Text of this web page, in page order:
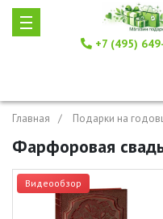
+7 (495)
Главная Подарки на
Фарфоровая
Видеообзор